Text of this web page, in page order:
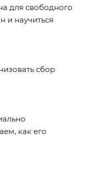
для свободного
и научиться
сбор
как его